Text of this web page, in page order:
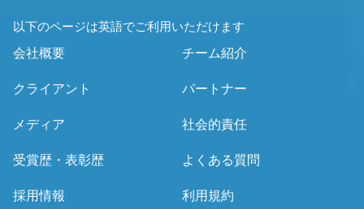
以下のページは英語でご利用いただけます
会社概要
チーム紹介
クライアント パートナー
メディア 社会的責任
受賞歴・表彰歴 よくある質問
採用情報 利用規約